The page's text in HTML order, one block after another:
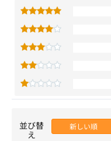
並び替
え
新しい順